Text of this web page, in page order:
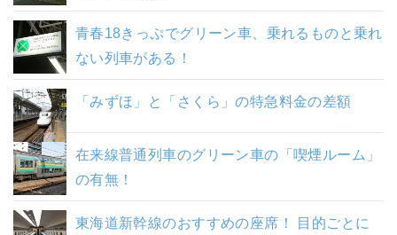
青春18きっぷでグリーン車、乗れるものと乗れ
ない列車がある！
「みずほ」と「さくら」の特急料金の差額
在来線普通列車のグリーン車の「喫煙ルーム」
の有無！
東海道新幹線のおすすめの座席！ 目的ごとに